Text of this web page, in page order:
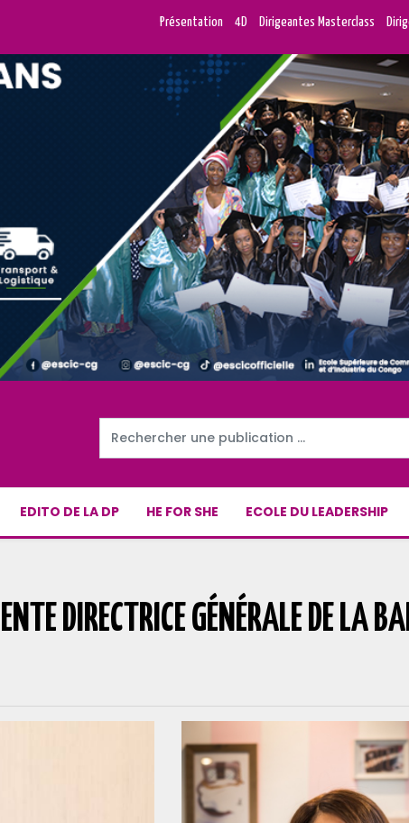
Présentation 4D Dirigeantes Masterclass
EDITO DE LA DP HE FOR SHE ECOLE DU LEADERSHIP
DIRECTRICE GÉNÉRALE DE LA